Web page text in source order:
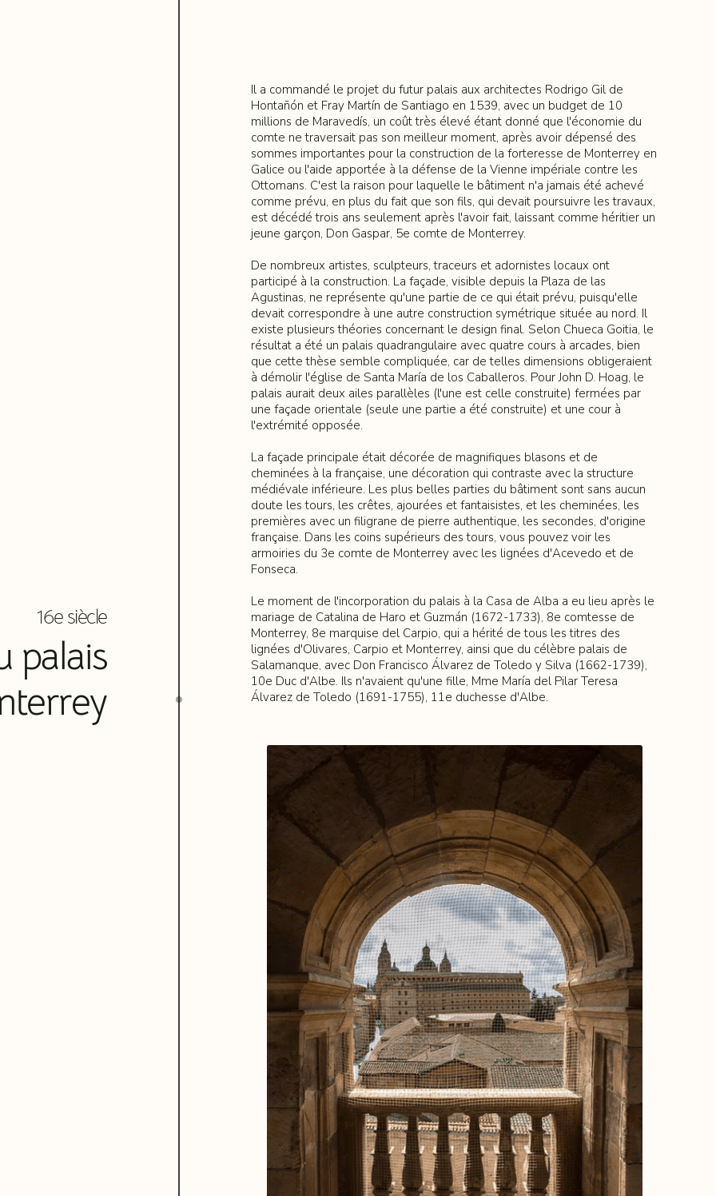
16e siècle
palais
Il a commandé le projet du futur palais aux architectes Rodrigo Gil de
Hontañón et Fray Martín de Santiago en 1539, avec un budget de 10
millions de Maravedís, un coût très élevé étant donné que l'économie du
comte ne traversait pas son meilleur moment, après avoir dépensé des
sommes importantes pour la construction de la forteresse de Monterrey en
Galice ou l'aide apportée à la défense de la Vienne impériale contre les
Ottomans. C'est la raison pour laquelle le bâtiment n'a jamais été achevé
comme prévu, en plus du fait que son fils, qui devait poursuivre les travaux,
est décédé trois ans seulement après l'avoir fait, laissant comme héritier un
jeune garçon, Don Gaspar, 5e comte de Monterrey.
De nombreux artistes, sculpteurs, traceurs et adornistes locaux ont
participé à la construction. La façade, visible depuis la Plaza de las
Agustinas, ne représente qu'une partie de ce qui était prévu, puisqu'elle
devait correspondre à une autre construction symétrique située au nord. Il
existe plusieurs théories concernant le design final. Selon Chueca Goitia, le
résultat a été un palais quadrangulaire avec quatre cours à arcades, bien
que cette thèse semble compliquée, car de telles dimensions obligeraient
à démolir l'église de Santa María de los Caballeros. Pour John D. Hoag, le
palais aurait deux ailes parallèles (l'une est celle construite) fermées par
une façade orientale (seule une partie a été construite) et une cour à
l'extrémité opposée.
La façade principale était décorée de magnifiques blasons et de
cheminées à la française, une décoration qui contraste avec la structure
médiévale inférieure. Les plus belles parties du bâtiment sont sans aucun
doute les tours, les crêtes, ajourées et fantaisistes, et les cheminées, les
premières avec un filigrane de pierre authentique, les secondes, d'origine
française. Dans les coins supérieurs des tours, vous pouvez voir les
armoiries du 3e comte de Monterrey avec les lignées d'Acevedo et de
Fonseca.
Le moment de l'incorporation du palais à la Casa de Alba a eu lieu après le
mariage de Catalina de Haro et Guzmán (1672-1733), 8e comtesse de
Monterrey, 8e marquise del Carpio, qui a hérité de tous les titres des
lignées d'Olivares, Carpio et Monterrey, ainsi que du célèbre palais de
Salamanque, avec Don Francisco Álvarez de Toledo y Silva (1662-1739),
10e Duc d'Albe. Ils n'avaient qu'une fille, Mme María del Pilar Teresa
Álvarez de Toledo (1691-1755), 11e duchesse d'Albe.